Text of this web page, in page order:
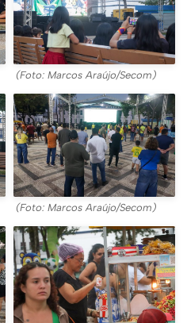
(Foto: Marcos Araújo/Secom)
(Foto: Marcos Araújo/Secom)